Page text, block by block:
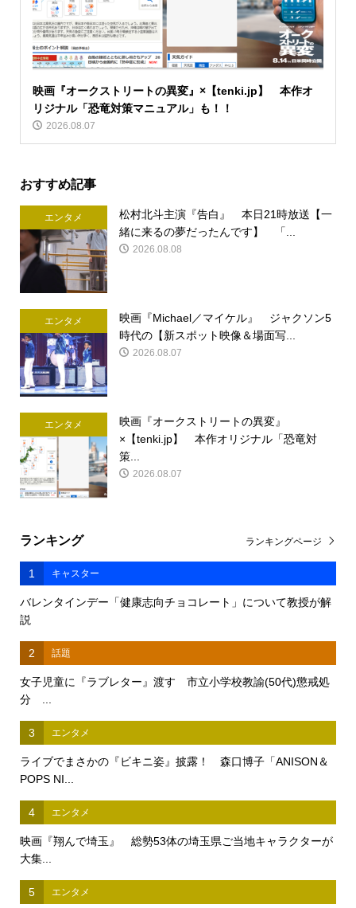
映画『オークストリートの異変』×【tenki.jp】 本作オ
リジナル「恐竜対策マニュアル」も！！
2026.08.07
おすすめ記事
エンタメ
松村北斗主演『告白』 本日21時放送【一
緒に来るの夢だったんです】 「...
2026.08.08
エンタメ
映画『Michael／マイケル』 ジャクソン5
時代の【新スポット映像＆場面写...
2026.08.07
エンタメ
映画『オークストリートの異変』
×【tenki.jp】 本作オリジナル「恐竜対
策...
2026.08.07
ランキング
1 キャスター
バレンタインデー「健康志向チョコレート」について教授が解
説
2 話題
女子児童に『ラブレター』渡す 市立小学校教諭(50代)懲戒処
分 ...
3 エンタメ
ライブでまさかの『ビキニ姿』披露！ 森口博子「ANISON＆
POPS NI...
4 エンタメ
映画『翔んで埼玉』 総勢53体の埼玉県ご当地キャラクターが
大集...
5 エンタメ
ランキングページ